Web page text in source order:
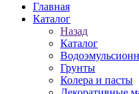
Главная
Каталог
Назад
Каталог
Грунты
Колера и пасты